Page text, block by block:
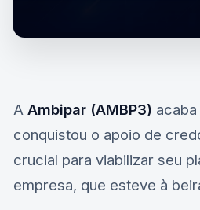
A Ambipar (AMBP3)
conquistou o apoio de
crucial para viabilizar seu
empresa, que esteve à